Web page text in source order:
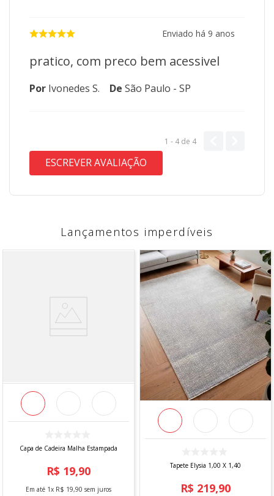
Enviado há 9 anos
pratico, com preco bem acessivel
Por Ivonedes S. De São Paulo - SP
1 - 4 de 4
ESCREVER AVALIAÇÃO
Lançamentos imperdíveis
Capa de Cadeira Malha Estampada
R$ 19,90
Em até 1x R$ 19,90 sem juros
Tapete Elysia 1,00 X 1,40
R$ 219,90